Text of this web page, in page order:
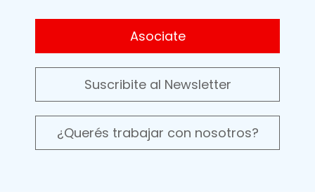
Asociate
Suscribite al Newsletter
¿Querés trabajar con nosotros?